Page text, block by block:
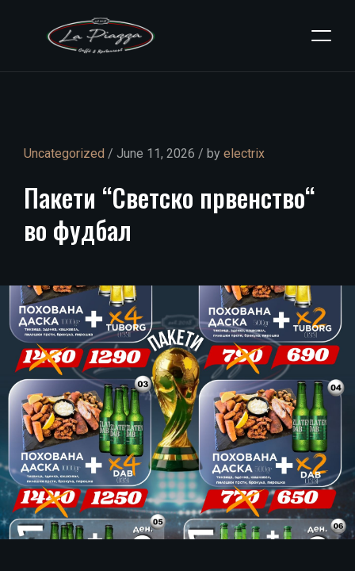
Uncategorized / June 11, 2026 / by electrix
Пакети “Светско првенство“
во фудбал